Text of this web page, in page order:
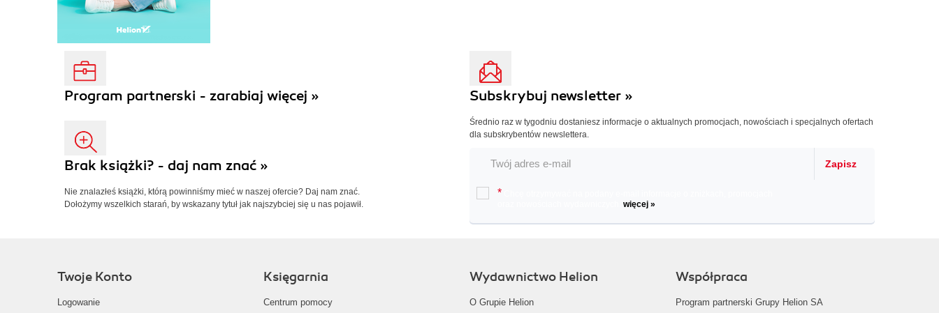
Program partnerski - zarabiaj więcej »
Brak książki? - daj nam znać »
Nie znalazłeś książki, którą powinniśmy mieć w naszej ofercie? Daj nam znać.
Dołożymy wszelkich starań, by wskazany tytuł jak najszybciej się u nas pojawił.
Subskrybuj newsletter »
Średnio raz w tygodniu dostaniesz informacje o aktualnych promocjach, nowościach i specjalnych ofertach
dla subskrybentów newslettera.
Zapisz
*
więcej »
Twoje Konto
Logowanie
Księgarnia
Centrum pomocy
Wydawnictwo Helion
O Grupie Helion
Współpraca
Program partnerski Grupy Helion SA